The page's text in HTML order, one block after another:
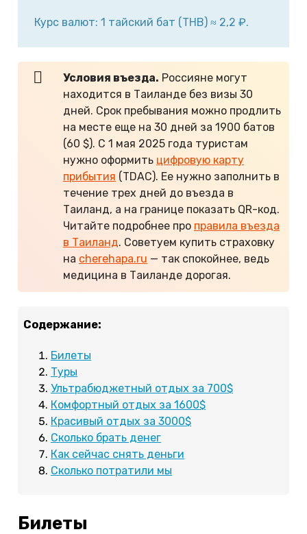
Курс валют: 1 тайский бат (THB) ≈ 2,2 ₽.
Условия въезда. Россияне могут
находится в Таиланде без визы 30
дней. Срок пребывания можно продлить
на месте еще на 30 дней за 1900 батов
(60 $). С 1 мая 2025 года туристам
нужно оформить цифровую карту
прибытия (TDAC). Ее нужно заполнить в
течение трех дней до въезда в
Таиланд, а на границе показать QR-код.
Читайте подробнее про правила въезда
в Таиланд. Советуем купить страховку
на cherehapa.ru — так спокойнее, ведь
медицина в Таиланде дорогая.
Содержание:
Билеты
Туры
Ультрабюджетный отдых за 700$
Комфортный отдых за 1600$
Красивый отдых за 3000$
Сколько брать денег
Как сейчас снять деньги
Сколько потратили мы
Билеты